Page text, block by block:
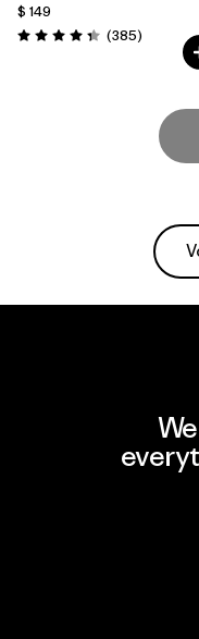
$ 149
Valoración: 4.3 / 5
(385)